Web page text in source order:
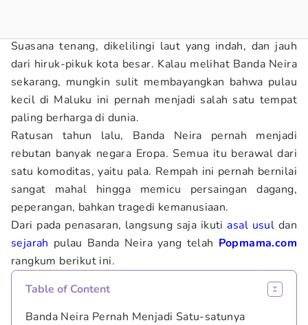
Suasana tenang, dikelilingi laut yang indah, dan jauh
dari hiruk-pikuk kota besar. Kalau melihat Banda Neira
sekarang, mungkin sulit membayangkan bahwa pulau
kecil di Maluku ini pernah menjadi salah satu tempat
paling berharga di dunia.
Ratusan tahun lalu, Banda Neira pernah menjadi
rebutan banyak negara Eropa. Semua itu berawal dari
satu komoditas, yaitu pala. Rempah ini pernah bernilai
sangat mahal hingga memicu persaingan dagang,
peperangan, bahkan tragedi kemanusiaan.
Dari pada penasaran, langsung saja ikutiasal usul dan
sejarah pulau Banda Neira yang telah Popmama.com
rangkum berikut ini.
Table of Content
Banda Neira Pernah Menjadi Satu-satunya